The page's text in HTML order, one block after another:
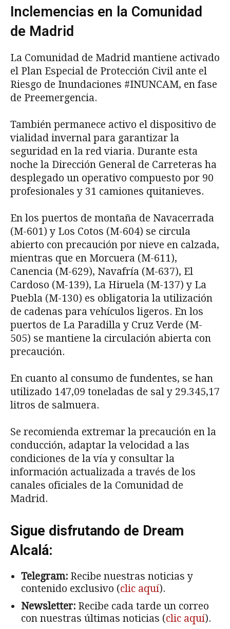
Inclemencias en la Comunidad
de Madrid
La Comunidad de Madrid mantiene activado
el Plan Especial de Protección Civil ante el
Riesgo de Inundaciones #INUNCAM, en fase
de Preemergencia.
También permanece activo el dispositivo de
vialidad invernal para garantizar la
seguridad en la red viaria. Durante esta
noche la Dirección General de Carreteras ha
desplegado un operativo compuesto por 90
profesionales y 31 camiones quitanieves.
En los puertos de montaña de Navacerrada
(M-601) y Los Cotos (M-604) se circula
abierto con precaución por nieve en calzada,
mientras que en Morcuera (M-611),
Canencia (M-629), Navafría (M-637), El
Cardoso (M-139), La Hiruela (M-137) y La
Puebla (M-130) es obligatoria la utilización
de cadenas para vehículos ligeros. En los
puertos de La Paradilla y Cruz Verde (M-
505) se mantiene la circulación abierta con
precaución.
En cuanto al consumo de fundentes, se han
utilizado 147,09 toneladas de sal y 29.345,17
litros de salmuera.
Se recomienda extremar la precaución en la
conducción, adaptar la velocidad a las
condiciones de la vía y consultar la
información actualizada a través de los
canales oficiales de la Comunidad de
Madrid.
Sigue disfrutando de Dream
Alcalá:
Telegram: Recibe nuestras noticias y
contenido exclusivo (clic aquí).
Newsletter: Recibe cada tarde un correo
con nuestras últimas noticias (clic aquí).